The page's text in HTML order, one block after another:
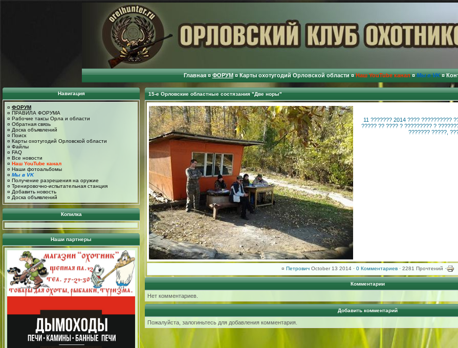
Главная ¤ ФОРУМ ¤ Карты охотугодий Орловской области ¤ Наш YouTube канал ¤ Мы в VK ¤
Навигация
¤ ФОРУМ
¤ ПРАВИЛА ФОРУМА
¤ Рабочие таксы Орла и области
¤ Обратная связь
¤ Доска объявлений
¤ Поиск
¤ Карты охотугодий Орловской области
¤ Файлы
¤ FAQ
¤ Все новости
¤ Наш YouTube канал
¤ Наши фотоальбомы
¤ Мы в VK
¤ Получение разрешения на оружие
¤ Тренировочно-испытательная станция
¤ Добавить новость
¤ Доска объявлений
Копилка
Наши партнеры
15-е Орловские областные состязания "Две норы"
11 ??????? 2014 ???? ??????????
????? ?? ???? ? ????????? ?
??????? ?????,
¤ ПетровичOctober 13 2014 · 0 Комментариев· 2281 Прочтений ·
Комментарии
Нет комментариев.
Добавить комментарий
Пожалуйста, залогиньтесь для добавления комментария.